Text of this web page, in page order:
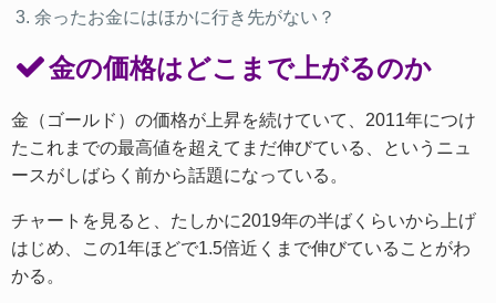
余ったお金にはほかに行き先がない？
金の価格はどこまで上がるのか
金（ゴールド）の価格が上昇を続けていて、2011年につけ
たこれまでの最高値を超えてまだ伸びている、というニュ
ースがしばらく前から話題になっている。
チャートを見ると、たしかに2019年の半ばくらいから上げ
はじめ、この1年ほどで1.5倍近くまで伸びていることがわ
かる。